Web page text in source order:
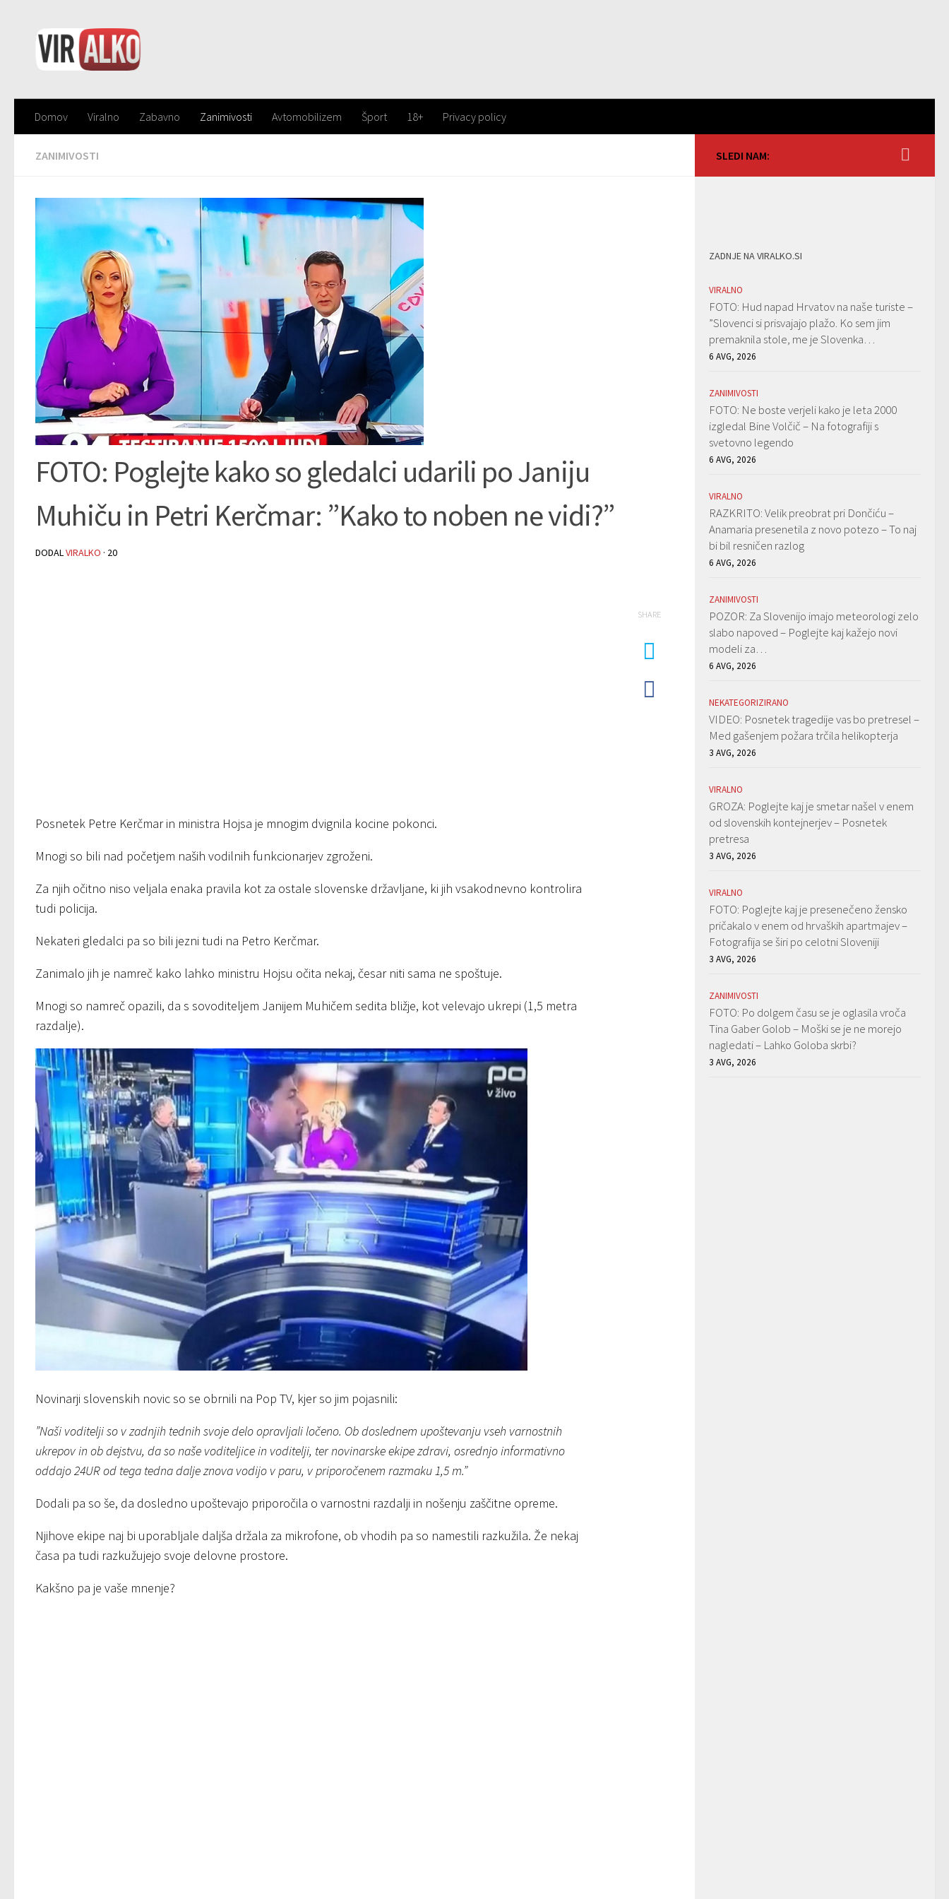
Domov Viralno Zabavno Zanimivosti Avtomobilizem Šport 18+ Privacy policy
ZANIMIVOSTI
FOTO: Poglejte kako so gledalci udarili po Janiju
Muhiču in Petri Kerčmar: ”Kako to noben ne vidi?”
DODALVIRALKO · 20
Posnetek Petre Kerčmar in ministra Hojsa je mnogim dvignila kocine pokonci.
Mnogi so bili nad početjem naših vodilnih funkcionarjev zgroženi.
Za njih očitno niso veljala enaka pravila kot za ostale slovenske državljane, ki jih vsakodnevno kontrolira
tudi policija.
Nekateri gledalci pa so bili jezni tudi na Petro Kerčmar.
Zanimalo jih je namreč kako lahko ministru Hojsu očita nekaj, česar niti sama ne spoštuje.
Mnogi so namreč opazili, da s sovoditeljem Janijem Muhičem sedita bližje, kot velevajo ukrepi (1,5 metra
razdalje).
Novinarji slovenskih novic so se obrnili na Pop TV, kjer so jim pojasnili:
”Naši voditelji so v zadnjih tednih svoje delo opravljali ločeno. Ob doslednem upoštevanju vseh varnostnih
ukrepov in ob dejstvu, da so naše voditeljice in voditelji, ter novinarske ekipe zdravi, osrednjo informativno
oddajo 24UR od tega tedna dalje znova vodijo v paru, v priporočenem razmaku 1,5 m.”
Dodali pa so še, da dosledno upoštevajo priporočila o varnostni razdalji in nošenju zaščitne opreme.
Njihove ekipe naj bi uporabljale daljša držala za mikrofone, ob vhodih pa so namestili razkužila. Že nekaj
časa pa tudi razkužujejo svoje delovne prostore.
Kakšno pa je vaše mnenje?
SHARE
SLEDI NAM:
ZADNJE NA VIRALKO.SI
VIRALNO
FOTO: Hud napad Hrvatov na naše turiste –
”Slovenci si prisvajajo plažo. Ko sem jim
premaknila stole, me je Slovenka…
6 AVG, 2026
ZANIMIVOSTI
FOTO: Ne boste verjeli kako je leta 2000
izgledal Bine Volčič – Na fotografiji s
svetovno legendo
6 AVG, 2026
VIRALNO
RAZKRITO: Velik preobrat pri Dončiću –
Anamaria presenetila z novo potezo – To naj
bi bil resničen razlog
6 AVG, 2026
ZANIMIVOSTI
POZOR: Za Slovenijo imajo meteorologi zelo
slabo napoved – Poglejte kaj kažejo novi
modeli za…
6 AVG, 2026
NEKATEGORIZIRANO
VIDEO: Posnetek tragedije vas bo pretresel –
Med gašenjem požara trčila helikopterja
3 AVG, 2026
VIRALNO
GROZA: Poglejte kaj je smetar našel v enem
od slovenskih kontejnerjev – Posnetek
pretresa
3 AVG, 2026
VIRALNO
FOTO: Poglejte kaj je presenečeno žensko
pričakalo v enem od hrvaških apartmajev –
Fotografija se širi po celotni Sloveniji
3 AVG, 2026
ZANIMIVOSTI
FOTO: Po dolgem času se je oglasila vroča
Tina Gaber Golob – Moški se je ne morejo
nagledati – Lahko Goloba skrbi?
3 AVG, 2026